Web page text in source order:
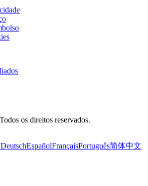
os direitos reservados.
DeutschEspañolFrançaisPortuguês简体中文